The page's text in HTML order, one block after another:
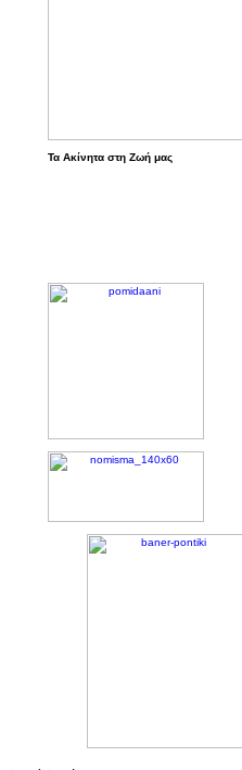
Τα Ακίνητα στη Ζωή μας